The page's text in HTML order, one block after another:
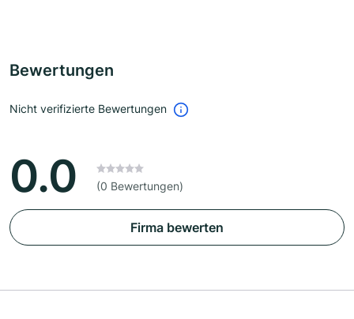
Bewertungen
Nicht verifizierte Bewertungen
0.0 (0 Bewertungen)
Firma bewerten